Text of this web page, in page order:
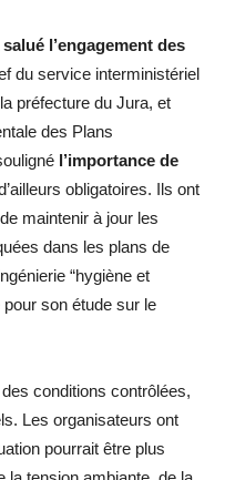
salué l’engagement des
du service interministériel
préfecture du Jura, et
des Plans
l’importance de
obligatoires. Ils ont
maintenir à jour les
dans les plans de
“hygiène et
son étude sur le
conditions contrôlées,
Les organisateurs ont
pourrait être plus